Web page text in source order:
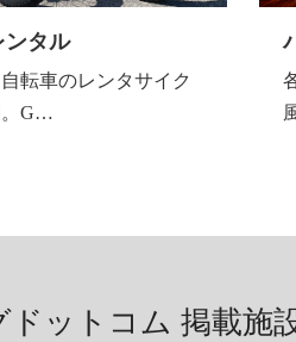
ンタル
転車のレンタサイク
G…
ドットコム 掲載施